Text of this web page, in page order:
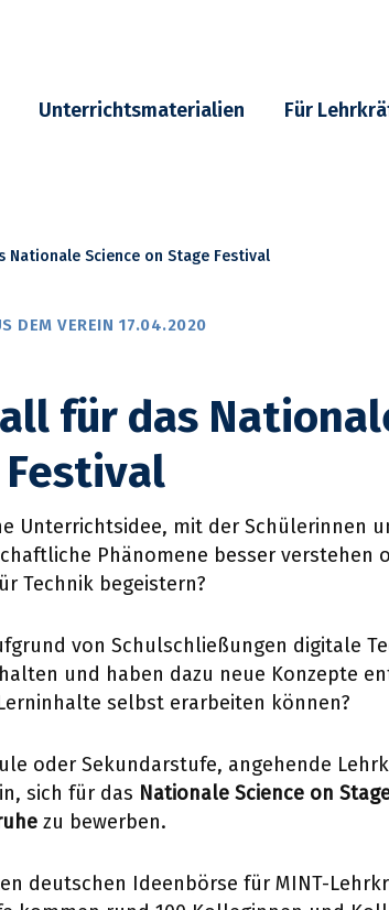
Unterrichtsmaterialien Für
Nationale Science on Stage Festival
DEM VEREIN 17.04.2020
für das
Unterrichtsidee, mit der Schülerinnen
Phänomene besser verstehen
Technik begeistern?
von Schulschließungen digitale
und haben dazu neue Konzepte
selbst erarbeiten können?
oder Sekundarstufe, angehende
sich für das Nationale Science on
zu bewerben.
deutschen Ideenbörse für MINT-